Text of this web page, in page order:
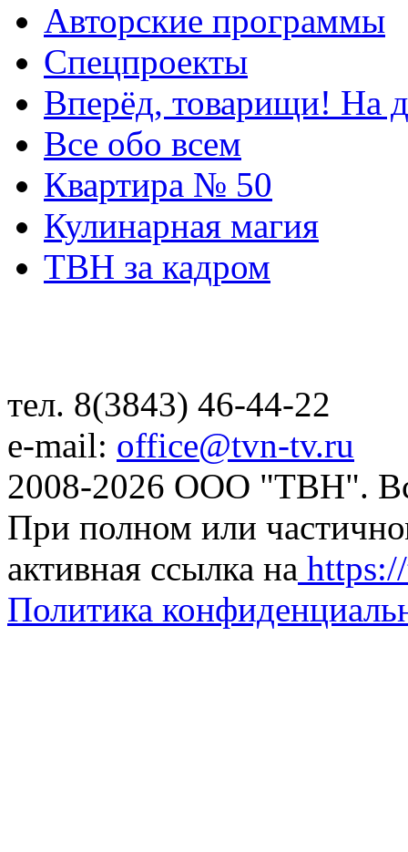
Авторские программы
Спецпроекты
Вперёд, товарищи! На
Все обо всем
Квартира № 50
Кулинарная магия
ТВН за кадром
тел. 8(3843) 46-44-22
e-mail: office@tvn-tv.ru
2008-2026 ООО "ТВН".
При полном или
активная ссылка на
Политика